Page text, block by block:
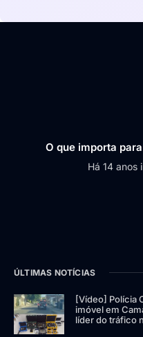
O que importa
Há 14 anos
ÚLTIMAS NOTÍCIAS
[Vídeo] Polícia
imóvel em
líder do tráfico